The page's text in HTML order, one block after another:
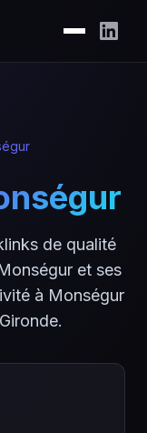
de qualité
et ses
à Monségur